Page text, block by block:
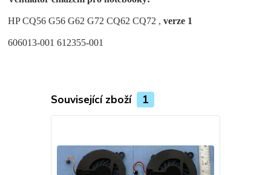
HP CQ56 G56 G62 G72 CQ62 CQ72 ,verze 1
606013-001 612355-001
Související zboží 1